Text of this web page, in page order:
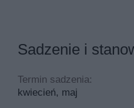
Sadzenie i
Termin sadzenia:
kwiecień, maj